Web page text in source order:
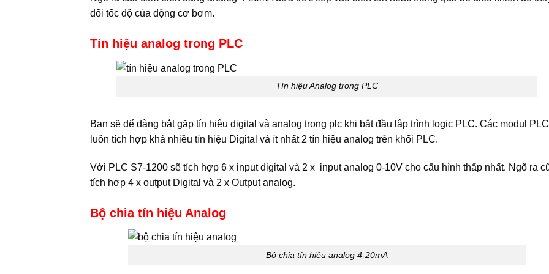
đổi tốc độ của động cơ bơm.
Tín hiệu analog trong PLC
Tín hiệu Analog trong PLC
Bạn sẽ dể dàng bắt gặp tín hiệu digital và analog trong plc khi bắt đầu lập trình logic PLC. Các modul PLC
luôn tích hợp khá nhiều tín hiệu Digital và ít nhất 2 tín hiệu analog trên khối PLC.
Với PLC S7-1200 sẽ tích hợp 6 x input digital và 2 x input analog 0-10V cho cấu hình thấp nhất. Ngõ ra
tích hợp 4 x output Digital và 2 x Output analog.
Bộ chia tín hiệu Analog
Bộ chia tín hiệu analog 4-20mA